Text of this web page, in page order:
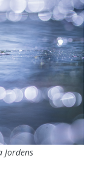
Jordens